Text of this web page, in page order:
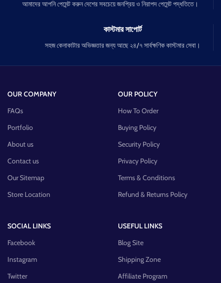
আমাদের আপনি পেমেন্ট করুন দেশের সবচেয়ে জনপ্রিয় ও নিরাপদ পেমেন্ট পদ্ধতিতে।
কাস্টমার সাপোর্ট
সহজ কেনাকাটার অভিজ্ঞতার জন্য আছে ২৪/৭ সার্বক্ষণিক কাস্টমার সেবা।
OUR COMPANY
FAQs
Portfolio
About us
Contact us
Our Sitemap
Store Location
OUR POLICY
How To Order
Buying Policy
Security Policy
Privacy Policy
Terms & Conditions
Refund & Returns Policy
SOCIAL LINKS
Facebook
Instagram
Twitter
USEFUL LINKS
Blog Site
Shipping Zone
Affiliate Program